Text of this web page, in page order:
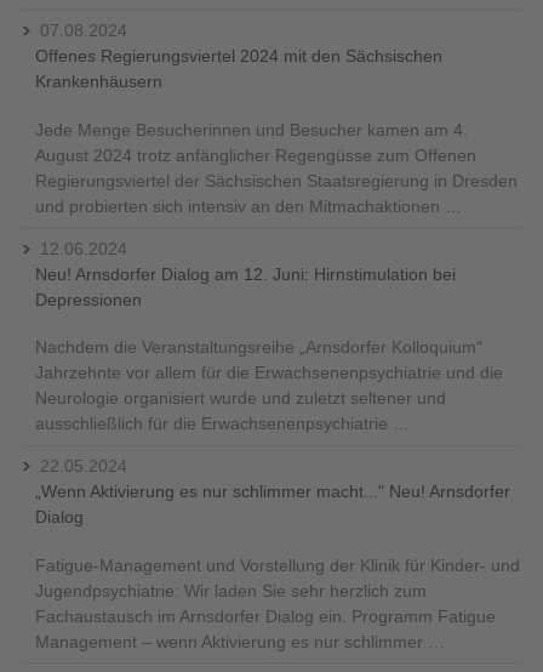
07.08.2024
Offenes Regierungsviertel 2024 mit den Sächsischen
Krankenhäusern
Jede Menge Besucherinnen und Besucher kamen am 4.
August 2024 trotz anfänglicher Regengüsse zum Offenen
Regierungsviertel der Sächsischen Staatsregierung in Dresden
und probierten sich intensiv an den Mitmachaktionen …
12.06.2024
Neu! Arnsdorfer Dialog am 12. Juni: Hirnstimulation bei
Depressionen
Nachdem die Veranstaltungsreihe „Arnsdorfer Kolloquium“
Jahrzehnte vor allem für die Erwachsenenpsychiatrie und die
Neurologie organisiert wurde und zuletzt seltener und
ausschließlich für die Erwachsenenpsychiatrie …
22.05.2024
„Wenn Aktivierung es nur schlimmer macht..." Neu! Arnsdorfer
Dialog
Fatigue-Management und Vorstellung der Klinik für Kinder- und
Jugendpsychiatrie: Wir laden Sie sehr herzlich zum
Fachaustausch im Arnsdorfer Dialog ein. Programm Fatigue
Management – wenn Aktivierung es nur schlimmer …